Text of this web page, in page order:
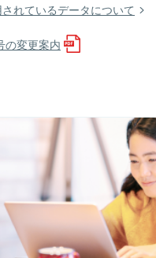
れているデータについて
の変更案内